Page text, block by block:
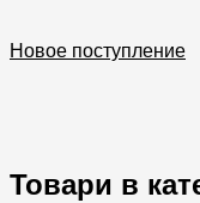
Новое поступление
Товари в